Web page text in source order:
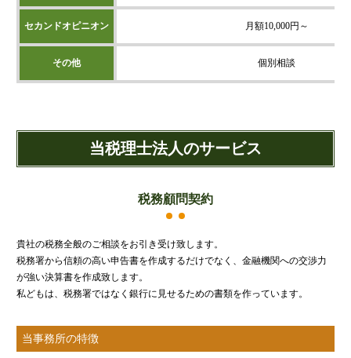
セカンドオピニオン 月額10,000円～
その他 個別相談
当税理士法人のサービス
税務顧問契約
貴社の税務全般のご相談をお引き受け致します。
税務署から信頼の高い申告書を作成するだけでなく、金融機関への交渉力
が強い決算書を作成致します。
私どもは、税務署ではなく銀行に見せるための書類を作っています。
当事務所の特徴